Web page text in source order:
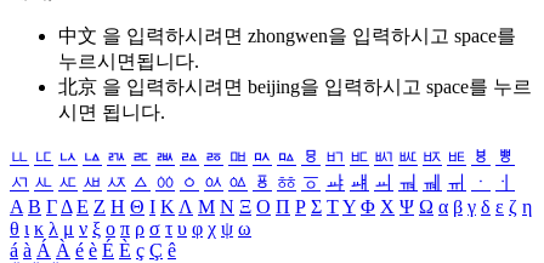
中文 을 입력하시려면 zhongwen을 입력하시고 space를
누르시면됩니다.
北京 을 입력하시려면 beijing을 입력하시고 space를 누르
시면 됩니다.
ㅥ ㅦ ㅧ ㅨ ㅩ ㅪ ㅫ ㅬ ㅭ ㅮ ㅯ ㅰ ㅱ ㅲ ㅳ ㅴ ㅵ ㅶ ㅷ ㅸ
ㅹ
ㅺ ㅻ ㅼ ㅽ ㅾ ㅿ ㆀ ㆁ ㆂ ㆃ ㆄ ㆅ ㆆ ㆇ ㆈ ㆉ ㆊ ㆋ ㆌ ㆍ
ㆎ
Α Β ΓΔ Ε Ζ Η Θ Ι ΚΛ Μ Ν Ξ Ο Π Ρ Σ ΤΥ Φ Χ Ψ Ω α β γ δ ε ζ η
θ ι κ λ μ ν ξ ο π ρ σ τ υ φ χ ψ ω
á à Á À é è É È ç Ç ê